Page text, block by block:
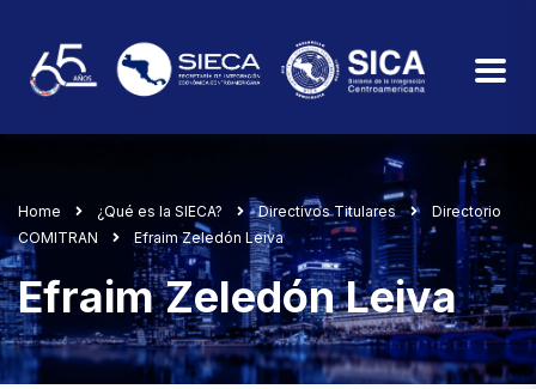
Home ¿Qué es la SIECA? Directivos Titulares
Directorio
COMITRAN
Efraim Zeledón Leiva
Efraim Zeledón Leiva